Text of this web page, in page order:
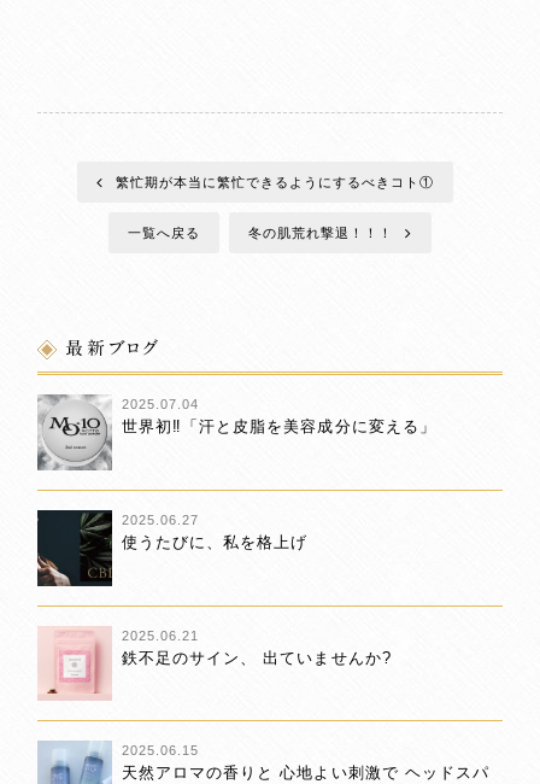
繁忙期が本当に繁忙できるようにするべきコト①
一覧へ戻る 冬の肌荒れ撃退！！！
最新ブログ
2025.07.04
世界初‼「汗と皮脂を美容成分に変える」
2025.06.27
使うたびに、私を格上げ
2025.06.21
鉄不足のサイン、 出ていませんか?
2025.06.15
天然アロマの香りと 心地よい刺激で ヘッドスパ